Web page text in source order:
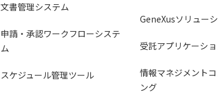
文書管理システム
申請・承認ワークフローシステ
ム
スケジュール管理ツール
GeneXusソリュー
受託アプリケーシ
情報マネジメント
ング